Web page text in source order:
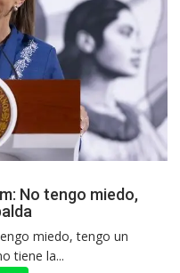
No tengo miedo,
miedo, tengo un
tiene la...